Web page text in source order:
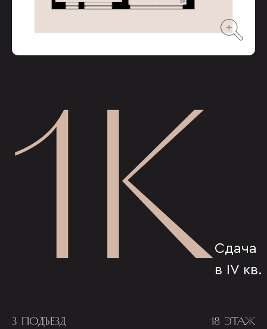
1КСдача
в IV кв.
3 ПОДЪЕЗД 18 ЭТАЖ